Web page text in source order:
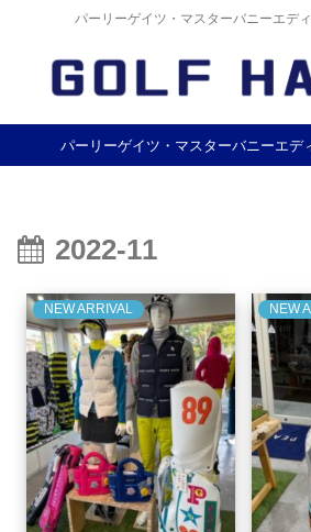
パーリーゲイツ・マスターバニーエデ
パーリーゲイツ・マスターバニーエデ
2022-11
NEW ARRIVAL NEW